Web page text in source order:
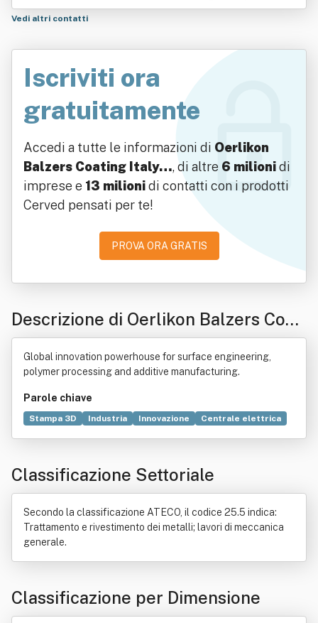
Vedi altri contatti
Iscriviti ora
gratuitamente
Accedi a tutte le informazioni di Oerlikon
Balzers Coating Italy…, di altre 6 milionidi
imprese e 13 milionidi contatti con i prodotti
Cerved pensati per te!
PROVA ORA GRATIS
Descrizione di Oerlikon Balzers Coati
ng Italy Spa
Global innovation powerhouse for surface engineering,
polymer processing and additive manufacturing.
Parole chiave
Stampa 3D Industria Innovazione
Centrale elettrica
Risorse umane
Classificazione Settoriale
Secondo la classificazione ATECO, il codice 25.5 indica:
Trattamento e rivestimento dei metalli; lavori di meccanica
generale.
Classificazione per Dimensione